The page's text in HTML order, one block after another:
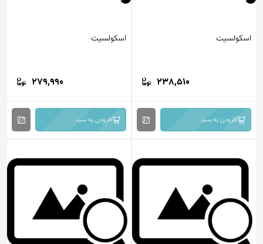
اسکولسیت
238,510
افزودن به سبد
اسکولسیت
279,990
افزودن به سبد